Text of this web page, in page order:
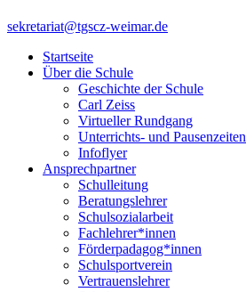
sekretariat@tgscz-weimar.de
Startseite
Über die Schule
Geschichte der Schule
Carl Zeiss
Virtueller Rundgang
Unterrichts- und Pausenzeiten
Infoflyer
Ansprechpartner
Schulleitung
Beratungslehrer
Schulsozialarbeit
Fachlehrer*innen
Förderpadagog*innen
Schulsportverein
Vertrauenslehrer